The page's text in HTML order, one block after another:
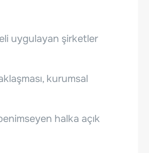
uygulayan şirketler
kurumsal
halka açık